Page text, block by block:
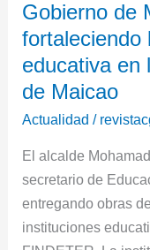
Gobierno de
fortaleciendo
educativa en
de Maicao
Actualidad /
El alcalde
secretario de
entregando obras
instituciones
sigue
fortaleciendo
la
infraestructura
la
zona
urbana
y